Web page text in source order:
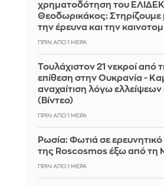
χρηματοδότηση του
Θεοδωρικάκος: Στηρίζουμε
την έρευνα και την
ΠΡΙΝ ΑΠΌ 1 ΜΈΡΑ
Τουλάχιστον 21 νεκροί από
επίθεση στην Ουκρανία -
αναχαίτιση λόγω
(Βίντεο)
ΠΡΙΝ ΑΠΌ 1 ΜΈΡΑ
Ρωσία: Φωτιά σε ερευνητικό
της Roscosmos έξω από τη
ΠΡΙΝ ΑΠΌ 1 ΜΈΡΑ